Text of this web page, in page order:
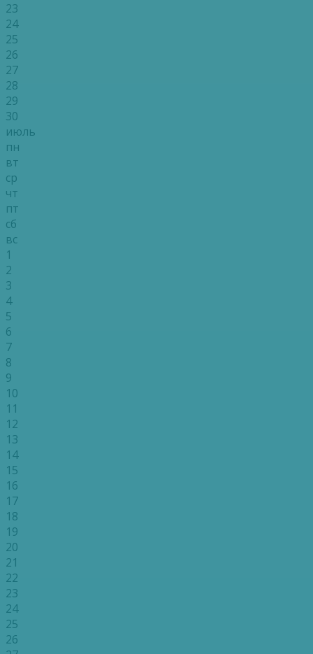
23
24
25
26
27
28
29
30
июль
пн
вт
ср
чт
пт
сб
вс
1
2
3
4
5
6
7
8
9
10
11
12
13
14
15
16
17
18
19
20
21
22
23
24
25
26